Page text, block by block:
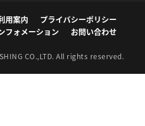
用案内
プライバシーポリシー
フォメーション お問い合わせ
CO.,LTD. All rights reserved.